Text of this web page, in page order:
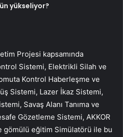
yükseliyor?
Projesi kapsamında
Sistemi, Elektrikli Silah ve
Kontrol Haberleşme ve
Sistemi, Lazer İkaz Sistemi,
Savaş Alanı Tanıma ve
Gözetleme Sistemi, AKKOR
gömülü eğitim Simülatörü ile bu